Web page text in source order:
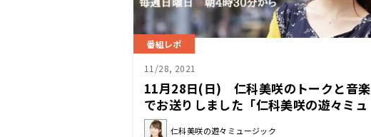
番組レポ
11/28, 2021
11月28日(日) 仁科美咲のトークと音楽
でお送りしました「仁科美咲の遊々ミュ
ージック」
仁科美咲の遊々ミュージック